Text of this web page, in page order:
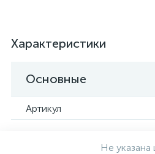
Характеристики
Основные
Артикул
Не указана